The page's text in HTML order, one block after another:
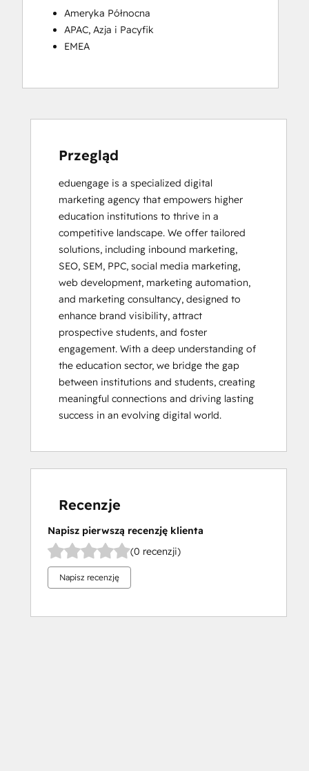
Ameryka Północna
APAC, Azja i Pacyfik
EMEA
Przegląd
eduengage is a specialized digital
marketing agency that empowers higher
education institutions to thrive in a
competitive landscape. We offer tailored
solutions, including inbound marketing,
SEO, SEM, PPC, social media marketing,
web development, marketing automation,
and marketing consultancy, designed to
enhance brand visibility, attract
prospective students, and foster
engagement. With a deep understanding of
the education sector, we bridge the gap
between institutions and students, creating
meaningful connections and driving lasting
success in an evolving digital world.
Recenzje
Napisz pierwszą recenzję klienta
(0 recenzji)
Napisz recenzję